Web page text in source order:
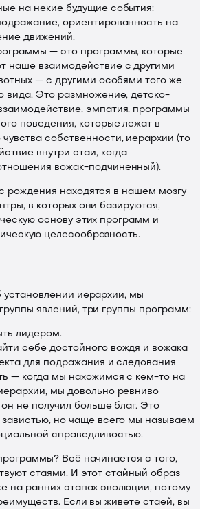
на некие будущие события:
ориентированность на
движений.
— это программы, которые
наше взаимодействие с другими
— с другими особями того же
вида. Это размножение, детско-
эмпатия, программы
поведения, которые лежат в
собственности, иерархии (то
внутри стаи, когда
вожак-подчиненный).
рождения находятся в нашем мозгу
в которых они базируются,
основу этих программ и
целесообразность.
установлении иерархии, мы
явлений, три группы программ:
лидером.
себе достойного вождя и вожака
для подражания и следования
— когда мы нахожимся с кем-то на
мы довольно ревниво
не получил больше благ. Это
завистью, но чаще всего мы называем
справедливостью.
Всё начинается с того,
стаями. И этот стайный образ
на ранних этапах эволюции, потому
Если вы живете стаей, вы